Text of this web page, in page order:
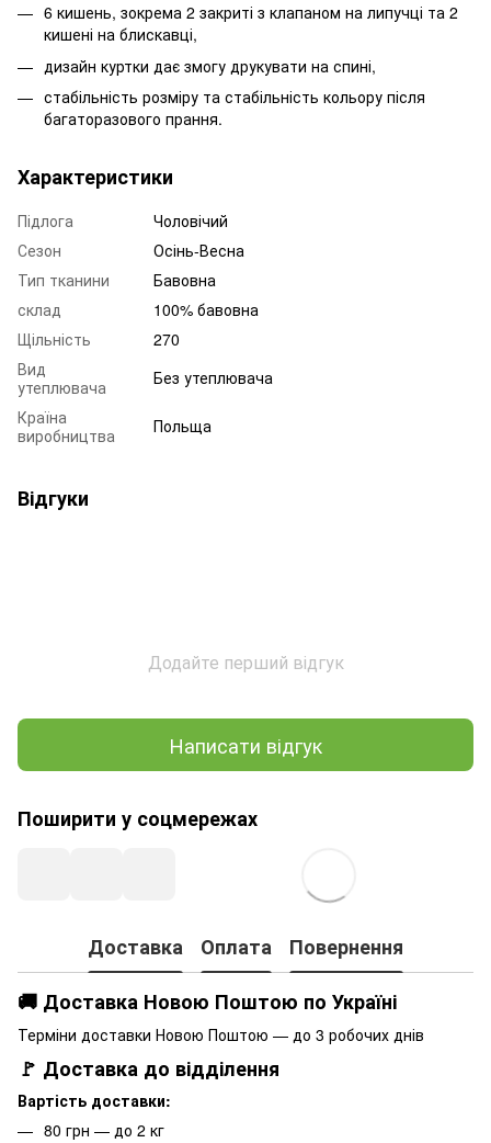
6 кишень, зокрема 2 закриті з клапаном на липучці та 2
кишені на блискавці,
дизайн куртки дає змогу друкувати на спині,
стабільність розміру та стабільність кольору після
багаторазового прання.
Характеристики
Підлога
Чоловічий
Сезон
Осінь-Весна
Тип тканини
Бавовна
склад
100% бавовна
Щільність
270
Вид
утеплювача
Без утеплювача
Країна
виробництва
Польща
Відгуки
Додайте перший відгук
Написати відгук
Поширити у соцмережах
Доставка Оплата
Повернення
🚚 Доставка Новою Поштою по Україні
Терміни доставки Новою Поштою — до 3 робочих днів
🚩 Доставка до відділення
Вартість доставки:
80 грн — до 2 кг